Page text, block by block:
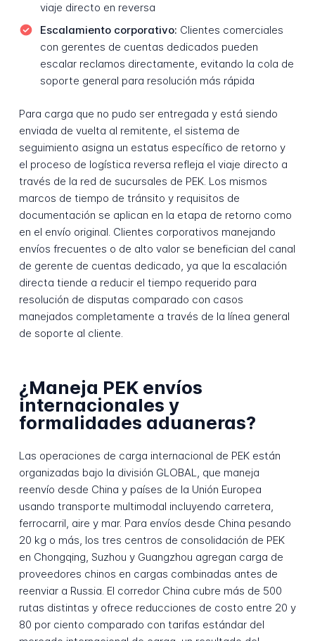
viaje directo en reversa
Escalamiento corporativo: Clientes comerciales
con gerentes de cuentas dedicados pueden
escalar reclamos directamente, evitando la cola de
soporte general para resolución más rápida
Para carga que no pudo ser entregada y está siendo
enviada de vuelta al remitente, el sistema de
seguimiento asigna un estatus específico de retorno y
el proceso de logística reversa refleja el viaje directo a
través de la red de sucursales de PEK. Los mismos
marcos de tiempo de tránsito y requisitos de
documentación se aplican en la etapa de retorno como
en el envío original. Clientes corporativos manejando
envíos frecuentes o de alto valor se benefician del canal
de gerente de cuentas dedicado, ya que la escalación
directa tiende a reducir el tiempo requerido para
resolución de disputas comparado con casos
manejados completamente a través de la línea general
de soporte al cliente.
¿Maneja PEK envíos
internacionales y
formalidades aduaneras?
Las operaciones de carga internacional de PEK están
organizadas bajo la división GLOBAL, que maneja
reenvío desde China y países de la Unión Europea
usando transporte multimodal incluyendo carretera,
ferrocarril, aire y mar. Para envíos desde China pesando
20 kg o más, los tres centros de consolidación de PEK
en Chongqing, Suzhou y Guangzhou agregan carga de
proveedores chinos en cargas combinadas antes de
reenviar a Russia. El corredor China cubre más de 500
rutas distintas y ofrece reducciones de costo entre 20 y
80 por ciento comparado con tarifas estándar del